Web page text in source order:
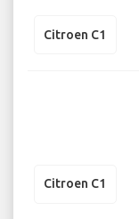
Citroen C1
Citroen C1